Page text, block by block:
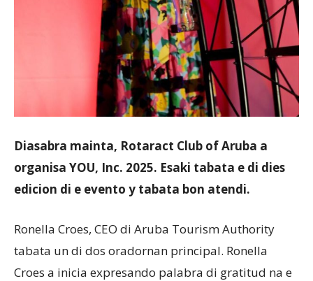
Diasabra mainta, Rotaract Club of Aruba a
organisa YOU, Inc. 2025. Esaki tabata e di dies
edicion di e evento y tabata bon atendi.
Ronella Croes, CEO di Aruba Tourism Authority
tabata un di dos oradornan principal. Ronella
Croes a inicia expresando palabra di gratitud na e